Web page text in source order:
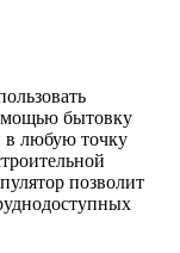
бытовку
в любую точку
позволит